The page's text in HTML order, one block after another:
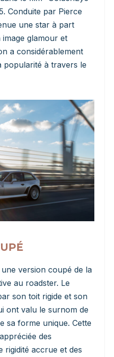
Conduite par Pierce
une star à part
glamour et
a considérablement
popularité à travers le
version coupé de la
au roadster. Le
son toit rigide et son
ont valu le surnom de
sa forme unique. Cette
des
rigidité accrue et des